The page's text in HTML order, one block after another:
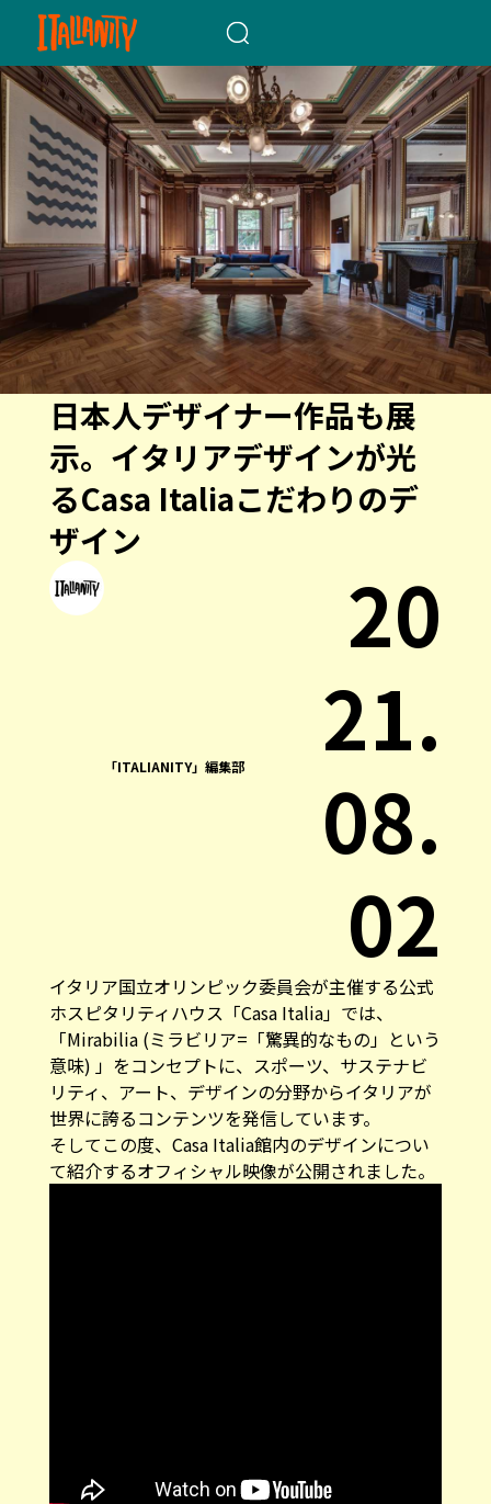
日本人デザイナー作品も展
示。イタリアデザインが光
るCasa Italiaこだわりのデ
ザイン
「ITALIANITY」編集部
20
21.
08.
02
イタリア国立オリンピック委員会が主催する公式
ホスピタリティハウス「Casa Italia」では、
「Mirabilia (ミラビリア=「驚異的なもの」という
意味) 」をコンセプトに、スポーツ、サステナビ
リティ、アート、デザインの分野からイタリアが
世界に誇るコンテンツを発信しています。
そしてこの度、Casa Italia館内のデザインについ
て紹介するオフィシャル映像が公開されました。